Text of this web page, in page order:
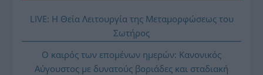
LIVE: Η Θεία Λειτουργία της Μεταμορφώσεως του
Σωτήρος
Ο καιρός των επομένων ημερών: Κανονικός
Αύγουστος με δυνατούς βοριάδες και σταδιακή